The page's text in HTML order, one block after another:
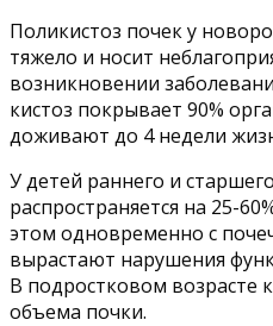
Поликистоз почек у
тяжело и носит
возникновении
кистоз покрывает 90%
доживают до 4 недели
У детей раннего и
распространяется на 25-
этом одновременно с
вырастают нарушения
В подростковом возрасте
объема почки.